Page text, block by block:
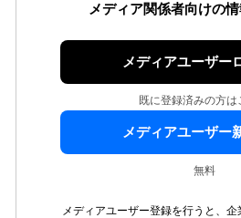
メディア関係者向けの
メディアユーザー
既に登録済みの方は
メディアユーザー
無料
メディアユーザー登録を行うと、企